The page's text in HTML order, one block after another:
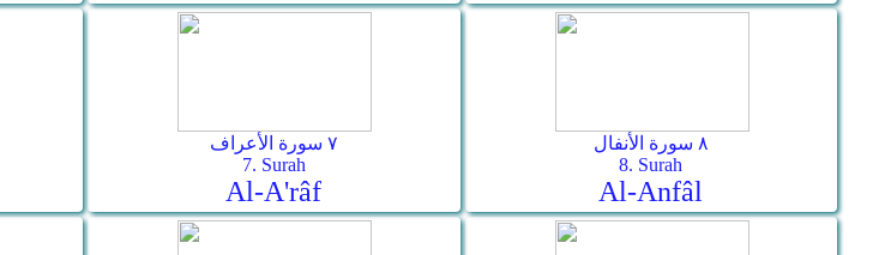
٧ سورة الأعراف
7. Surah
Al-A'râf
٨ سورة الأنفال
8. Surah
Al-Anfâl